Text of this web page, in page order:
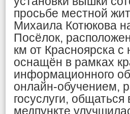
просьбе местной
Михаила Котюкова
Посёлок,
км от Красноярска
оснащён в рамках
информационного
онлайн-обучением,
госуслуги,
медпункте